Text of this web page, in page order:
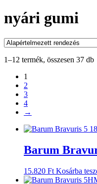
nyári gumi
1–12 termék, összesen 37 db
1
2
3
4
→
Barum
15.820 Ft Kosárba